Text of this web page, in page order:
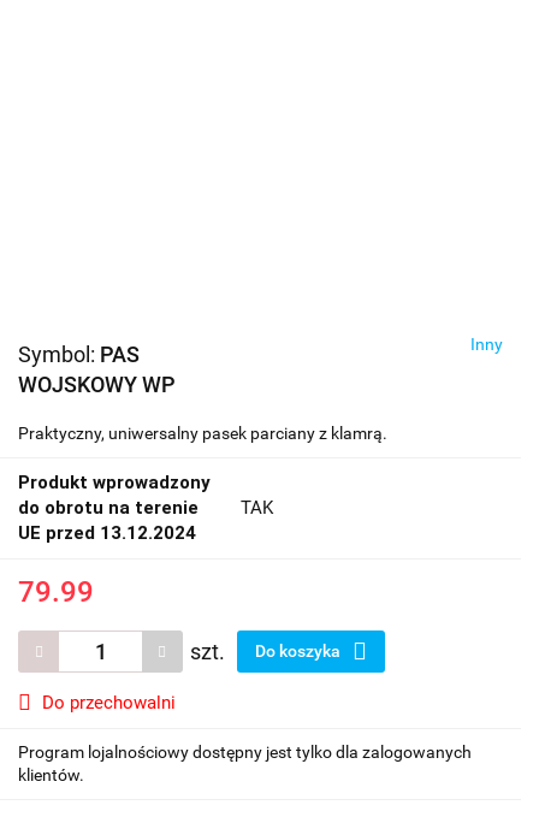
Symbol: PAS
WOJSKOWY WP
Inny
Praktyczny, uniwersalny pasek parciany z klamrą.
Produkt wprowadzony
do obrotu na terenie
UE przed 13.12.2024
TAK
79.99
szt. Do koszyka
Do przechowalni
Program lojalnościowy dostępny jest tylko dla zalogowanych
klientów.